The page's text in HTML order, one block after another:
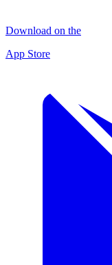
Download on the
App Store